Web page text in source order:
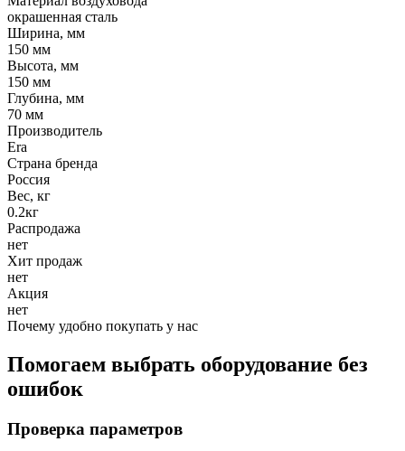
окрашенная сталь
Ширина, мм
150 мм
Высота, мм
150 мм
Глубина, мм
70 мм
Производитель
Era
Страна бренда
Россия
Вес, кг
0.2кг
Распродажа
нет
Хит продаж
нет
Акция
нет
Почему удобно покупать у нас
Помогаем выбрать оборудование без
ошибок
Проверка параметров